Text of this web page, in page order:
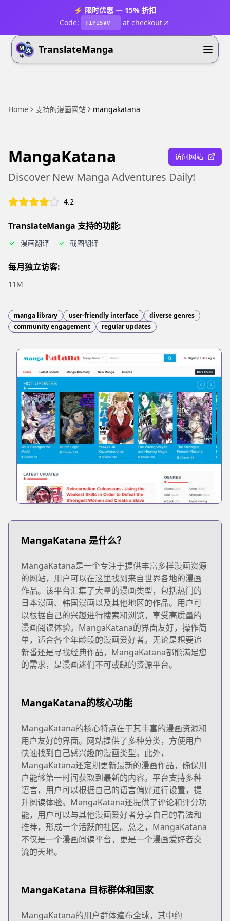
⚡ 限时优惠 — 15% 折扣
Code:
T1P15VV at checkout
TranslateManga
Home 支持的漫画网站 mangakatana
MangaKatana 访问网站
Discover New Manga Adventures Daily!
4.2
TranslateManga 支持的功能:
漫画翻译 截图翻译
每月独立访客:
11M
manga library user-friendly interface
diverse genres
community engagement
regular updates
MangaKatana 是什么？
MangaKatana是一个专注于提供丰富多样漫画资源
的网站，用户可以在这里找到来自世界各地的漫画
作品。该平台汇集了大量的漫画类型，包括热门的
日本漫画、韩国漫画以及其他地区的作品。用户可
以根据自己的兴趣进行搜索和浏览，享受高质量的
漫画阅读体验。MangaKatana的界面友好，操作简
单，适合各个年龄段的漫画爱好者。无论是想要追
新番还是寻找经典作品，MangaKatana都能满足您
的需求，是漫画迷们不可或缺的资源平台。
MangaKatana的核心功能
MangaKatana的核心特点在于其丰富的漫画资源和
用户友好的界面。网站提供了多种分类，方便用户
快速找到自己感兴趣的漫画类型。此外，
MangaKatana还定期更新最新的漫画作品，确保用
户能够第一时间获取到最新的内容。平台支持多种
语言，用户可以根据自己的语言偏好进行设置，提
升阅读体验。MangaKatana还提供了评论和评分功
能，用户可以与其他漫画爱好者分享自己的看法和
推荐，形成一个活跃的社区。总之，MangaKatana
不仅是一个漫画阅读平台，更是一个漫画爱好者交
流的天地。
MangaKatana 目标群体和国家
MangaKatana的用户群体遍布全球，其中约